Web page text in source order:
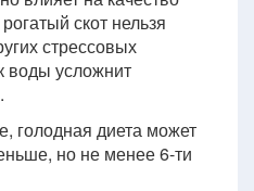
скот нельзя
стрессовых
воды усложнит
голодная диета может
но не менее 6-ти